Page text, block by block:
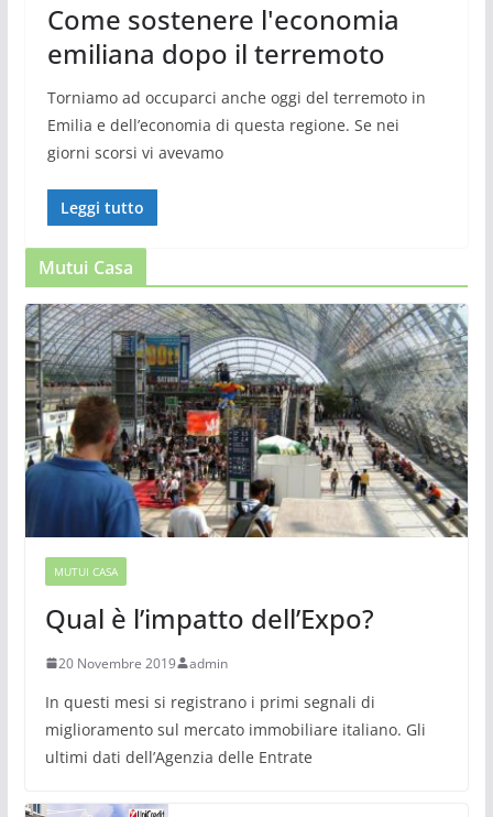
Come sostenere l'economia
emiliana dopo il terremoto
Torniamo ad occuparci anche oggi del terremoto in
Emilia e dell’economia di questa regione. Se nei
giorni scorsi vi avevamo
Leggi tutto
Mutui Casa
MUTUI CASA
Qual è l’impatto dell’Expo?
20 Novembre 2019 admin
In questi mesi si registrano i primi segnali di
miglioramento sul mercato immobiliare italiano. Gli
ultimi dati dell’Agenzia delle Entrate